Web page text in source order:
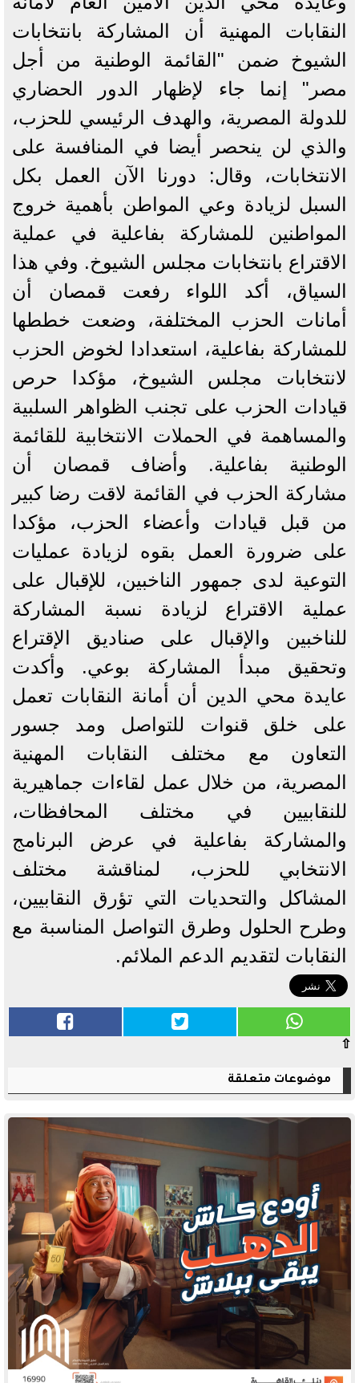
النقابات المهنية أن المشاركة بانتخابات
الشيوخ ضمن "القائمة الوطنية من أجل
مصر" إنما جاء لإظهار الدور الحضاري
للدولة المصرية، والهدف الرئيسي للحزب،
والذي لن ينحصر أيضا في المنافسة على
الانتخابات، وقال: دورنا الآن العمل بكل
السبل لزيادة وعي المواطن بأهمية خروج
المواطنين للمشاركة بفاعلية في عملية
الاقتراع بانتخابات مجلس الشيوخ. وفي هذا
السياق، أكد اللواء رفعت قمصان أن
أمانات الحزب المختلفة، وضعت خططها
للمشاركة بفاعلية، استعدادا لخوض الحزب
لانتخابات مجلس الشيوخ، مؤكدا حرص
قيادات الحزب على تجنب الظواهر السلبية
والمساهمة في الحملات الانتخابية للقائمة
الوطنية بفاعلية. ‎وأضاف قمصان أن
مشاركة الحزب في القائمة لاقت رضا كبير
من قبل قيادات وأعضاء الحزب، مؤكدا
على ضرورة العمل بقوه لزيادة عمليات
التوعية لدى جمهور الناخبين، للإقبال على
عملية الاقتراع لزيادة نسبة المشاركة
للناخبين والإقبال على صناديق الإقتراع
وتحقيق مبدأ المشاركة بوعي. ‎وأكدت
عايدة محي الدين أن أمانة النقابات تعمل
على خلق قنوات للتواصل ومد جسور
التعاون مع مختلف النقابات المهنية
المصرية، من خلال عمل لقاءات جماهيرية
للنقابيين في مختلف المحافظات،
والمشاركة بفاعلية في عرض البرنامج
الانتخابي للحزب، لمناقشة مختلف
المشاكل والتحديات التي تؤرق النقابيين،
وطرح الحلول وطرق التواصل المناسبة مع
النقابات لتقديم الدعم الملائم.
⇧
موضوعات متعلقة